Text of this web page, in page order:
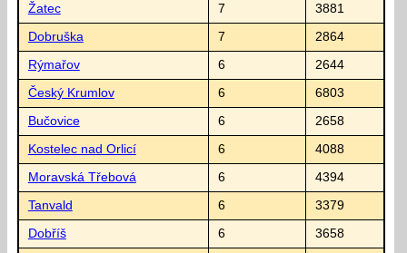
Žatec 7 3881
Dobruška 7 2864
Rýmařov 6 2644
Český Krumlov 6 6803
Bučovice 6 2658
Kostelec nad Orlicí 6 4088
Moravská Třebová 6 4394
Tanvald 6 3379
Dobříš 6 3658